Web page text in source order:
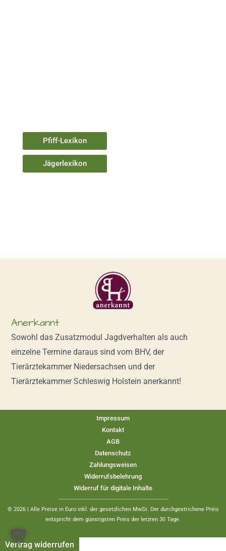
Pfiff-Lexikon
Jägerlexikon
Anerkannt
Sowohl das Zusatzmodul Jagdverhalten als auch
einzelne Termine daraus sind vom BHV, der
Tierärztekammer Niedersachsen und der
Tierärztekammer Schleswig Holstein anerkannt!
Impressum
Kontakt
AGB
Datenschutz
Zahlungsweisen
Widerrufsbelehrung
Widerruf für digitale Inhalte
© 2026 | Alle Preise in Euro inkl. der gesetzlichen MwSt. Der durchgestrichene Preis
entspricht dem günstigsten Preis der letzten 30 Tage.
Vertrag widerrufen